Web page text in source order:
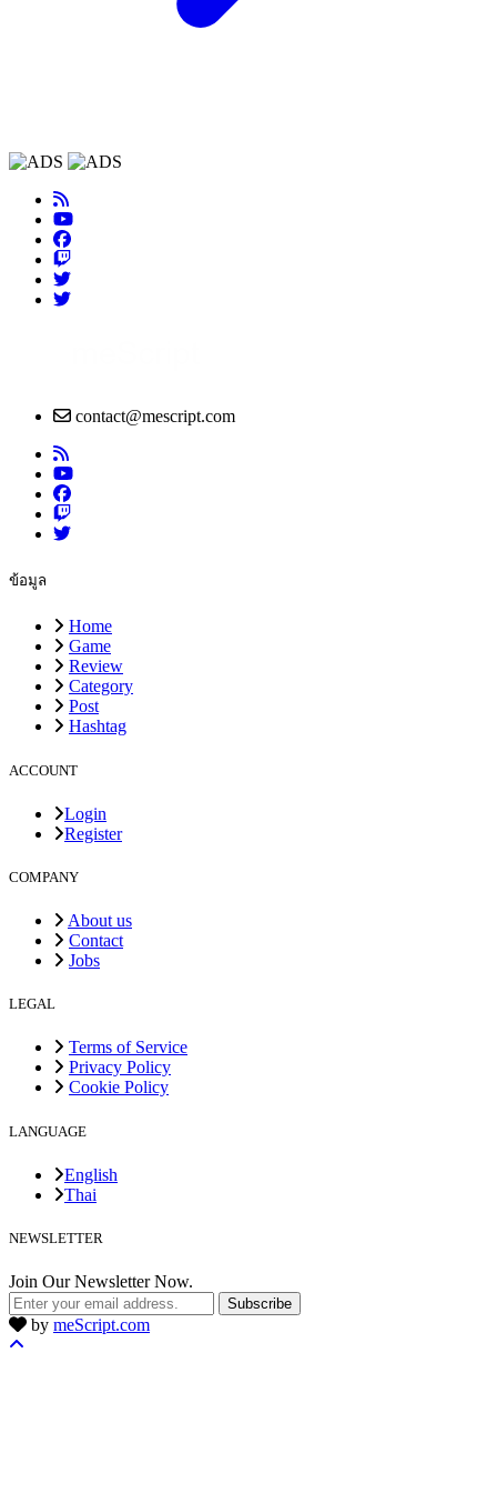
contact@mescript.com
ข้อมูล
Home
Game
Review
Category
Post
Hashtag
ACCOUNT
Login
Register
COMPANY
About us
Contact
Jobs
LEGAL
Terms of Service
Privacy Policy
Cookie Policy
LANGUAGE
English
Thai
NEWSLETTER
Join Our Newsletter Now.
Subscribe
by meScript.com